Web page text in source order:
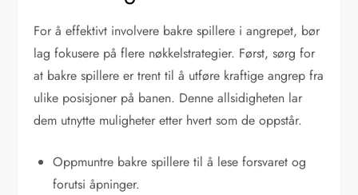
For å effektivt involvere bakre spillere i angrepet, bør
lag fokusere på flere nøkkelstrategier. Først, sørg for
at bakre spillere er trent til å utføre kraftige angrep fra
ulike posisjoner på banen. Denne allsidigheten lar
dem utnytte muligheter etter hvert som de oppstår.
Oppmuntre bakre spillere til å lese forsvaret og
forutsi åpninger.